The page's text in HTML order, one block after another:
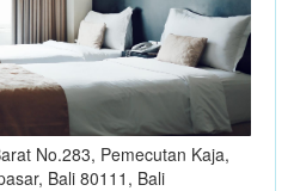
No.283, Pemecutan Kaja,
Bali 80111, Bali